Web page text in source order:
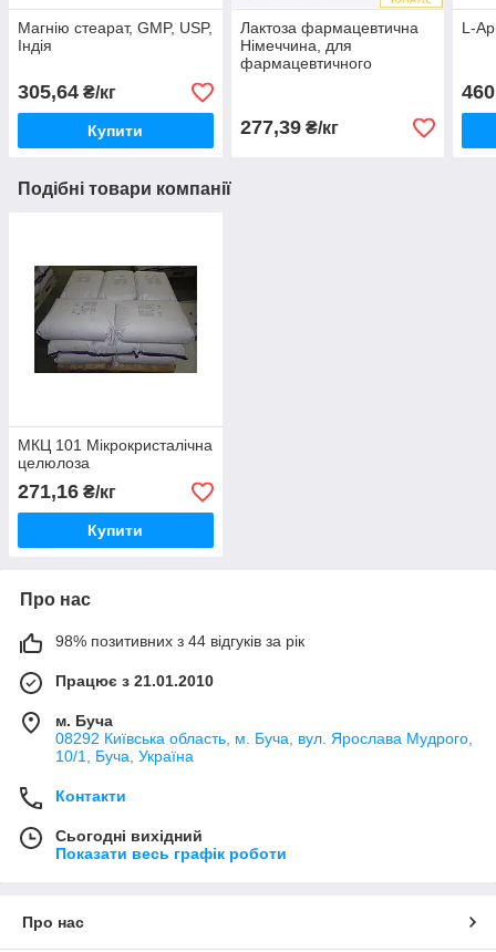
Магнію стеарат, GMP, USP,
Індія
305,64 ₴/кг
Купити
Лактоза фармацевтична
Німеччина, для
фармацевтичного
277,39₴/кг
L-
460
Подібні товари компанії
МКЦ 101 Мікрокристалічна
целюлоза
271,16 ₴/кг
Купити
Про нас
98% позитивних з 44 відгуків за рік
Працює з 21.01.2010
м. Буча
08292 Київська область, м. Буча, вул. Ярослава Мудрого,
10/1, Буча, Україна
Контакти
Сьогодні вихідний
Показати весь графік роботи
Про нас